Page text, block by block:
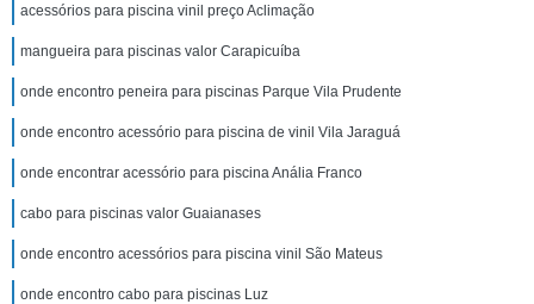
acessórios para piscina vinil preço Aclimação
mangueira para piscinas valor Carapicuíba
onde encontro peneira para piscinas Parque Vila Prudente
onde encontro acessório para piscina de vinil Vila Jaraguá
onde encontrar acessório para piscina Anália Franco
cabo para piscinas valor Guaianases
onde encontro acessórios para piscina vinil São Mateus
onde encontro cabo para piscinas Luz